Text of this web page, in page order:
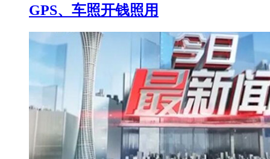
GPS、车照开钱照用